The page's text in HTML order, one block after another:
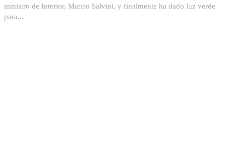
ministro de Interior, Matteo Salvini, y finalmente ha dado luz verde
para...